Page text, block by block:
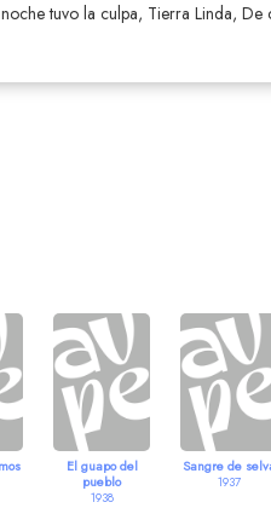
tuvo la culpa, Tierra Linda, De
El guapo del
pueblo
1938
Sangre de
1937